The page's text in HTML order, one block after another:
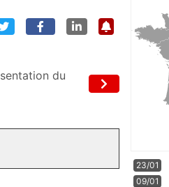
du
23/01
09/01